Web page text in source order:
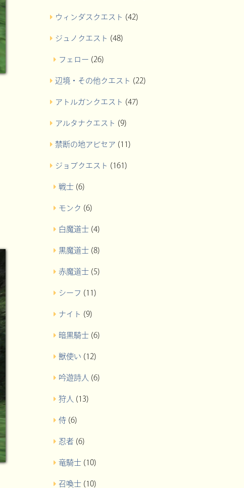
ウィンダスクエスト (42)
ジュノクエスト (48)
フェロー (26)
辺境・その他クエスト (22)
アトルガンクエスト (47)
アルタナクエスト (9)
禁断の地アビセア (11)
ジョブクエスト (161)
戦士 (6)
モンク (6)
白魔道士 (4)
黒魔道士 (8)
赤魔道士 (5)
シーフ (11)
ナイト (9)
暗黒騎士 (6)
獣使い (12)
吟遊詩人 (6)
狩人 (13)
侍 (6)
忍者 (6)
竜騎士 (10)
召喚士 (10)